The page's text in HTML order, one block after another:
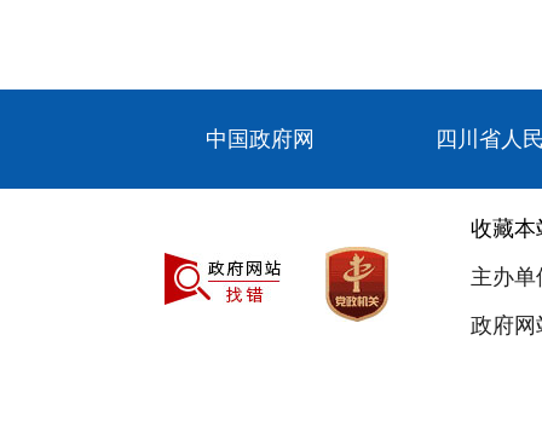
中国政府网 四川省人
收藏本
主办
政府网